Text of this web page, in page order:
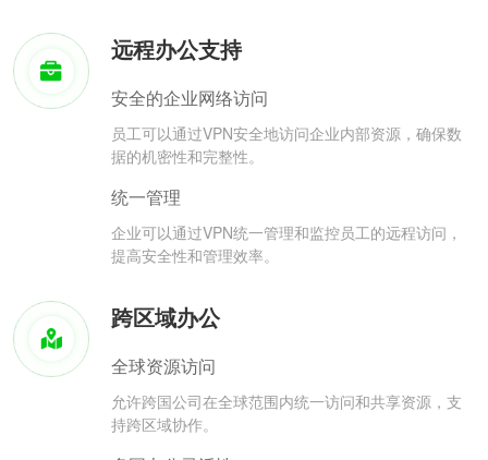
远程办公支持
安全的企业网络访问
员工可以通过VPN安全地访问企业内部资源，确保数
据的机密性和完整性。
统一管理
企业可以通过VPN统一管理和监控员工的远程访问，
提高安全性和管理效率。
跨区域办公
全球资源访问
允许跨国公司在全球范围内统一访问和共享资源，支
持跨区域协作。